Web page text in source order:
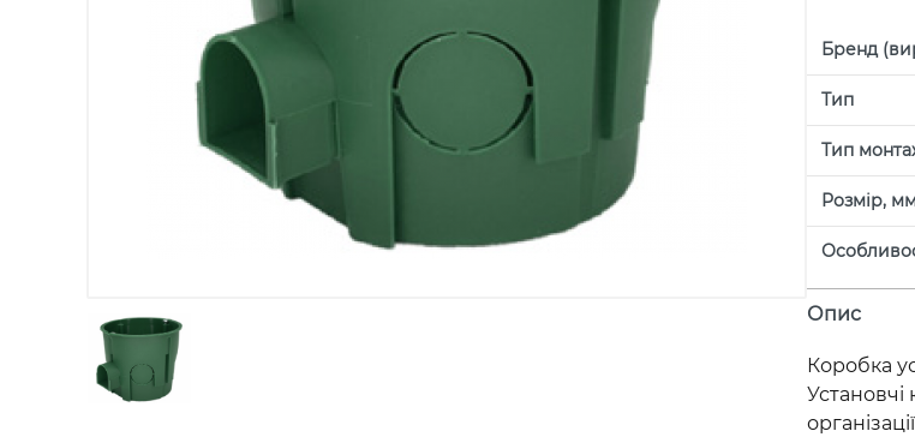
Бренд
Тип
Тип
Розмір,
Опис
Коробка